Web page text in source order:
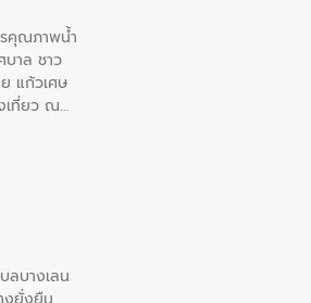
คุณภาพน้ำ
บาล ชาว
แก้วเศษ
เที่ยว ณ
ลบางเลน